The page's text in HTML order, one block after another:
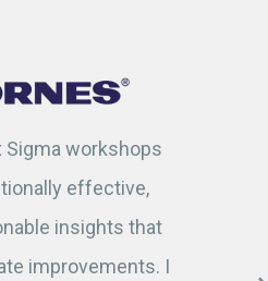
Sigma workshops
effective,
insights that
improvements. I